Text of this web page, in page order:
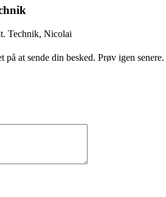
Technik, Nicolai
at sende din besked. Prøv igen senere.